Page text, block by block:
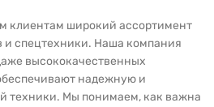
клиентам широкий ассортимент
и спецтехники. Наша компания
высококачественных
надежную и
техники. Мы понимаем, как важна